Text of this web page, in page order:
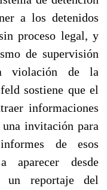
a los detenidos
proceso legal, y
de supervisión
violación de la
sostiene que el
informaciones
invitación para
de esos
aparecer desde
un reportaje del